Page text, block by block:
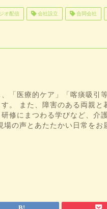
オ配信 会社設立 合同会社
「医療的ケア」「喀痰吸引
。 また、障害のある両親と
修にまつわる学びなど、介
の声とあたたかい日常をお